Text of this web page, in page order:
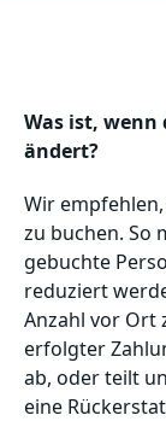
Was ist, wenn
ändert?
Wir
zu buchen. So
gebuchte
reduziert
Anzahl vor Ort
erfolgter
ab, oder teilt
eine